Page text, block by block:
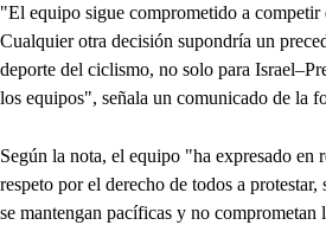
"El equipo sigue comprometido a competir
Cualquier otra decisión supondría un
deporte del ciclismo, no solo para
los equipos", señala un comunicado de la
Según la nota, el equipo "ha expresado en
respeto por el derecho de todos a protestar,
se mantengan pacíficas y no